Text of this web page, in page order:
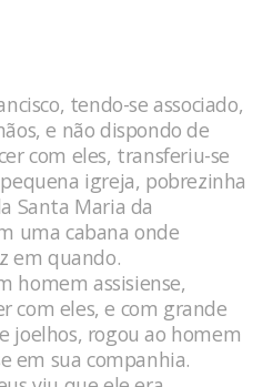
tendo-se associado,
e não dispondo de
com eles, transferiu-se
igreja, pobrezinha
Santa Maria da
uma cabana onde
em quando.
homem assisiense,
com eles, e com grande
joelhos, rogou ao homem
em sua companhia.